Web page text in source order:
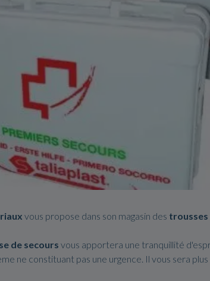
vous propose dans son magasin des trousses
de secours vous apportera une tranquillité
ne constituant pas une urgence. Il vous sera